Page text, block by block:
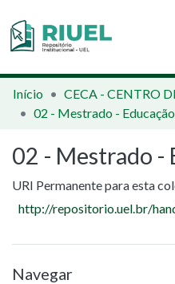
Orientações e Normas
Comunidades e Coleções
Busca no Repositório
Início
02 - Mestrado - Educação
02 - Mestrado -
URI Permanente para esta
http://repositorio.uel.br/
Navegar